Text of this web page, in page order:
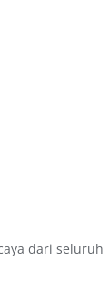
dari seluruh